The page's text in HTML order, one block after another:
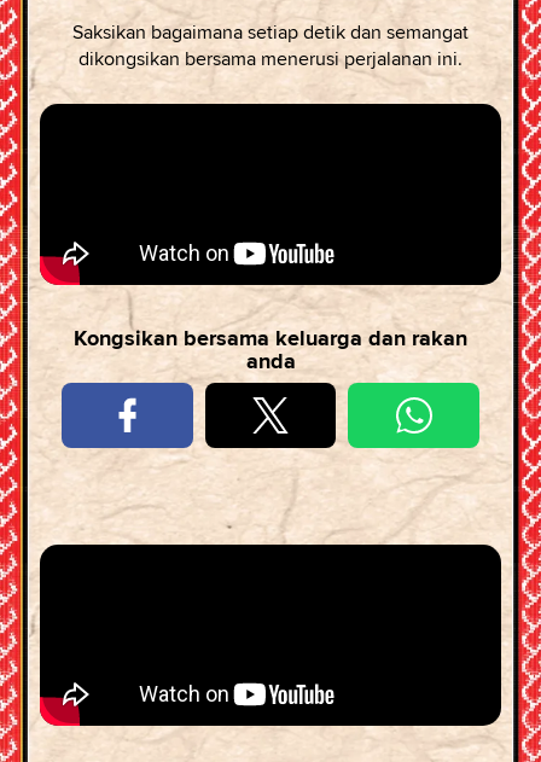
Saksikan bagaimana setiap detik dan semangat
dikongsikan bersama menerusi perjalanan ini.
Kongsikan bersama keluarga dan rakan
anda